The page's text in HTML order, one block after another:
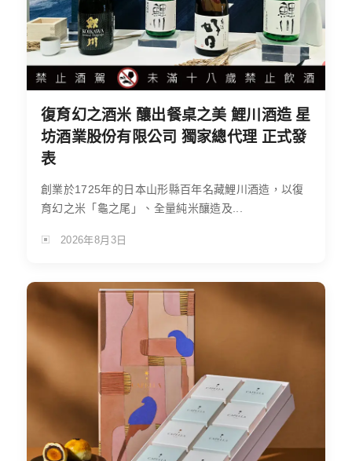
復育幻之酒米 釀出餐桌之美 鯉川酒造 星
坊酒業股份有限公司 獨家總代理 正式發
表
創業於1725年的日本山形縣百年名藏鯉川酒造，以復
育幻之米「龜之尾」、全量純米釀造及...
2026年8月3日